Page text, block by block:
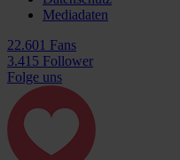
Mediadaten
22.601 Fans
3.415 Follower
Folge uns